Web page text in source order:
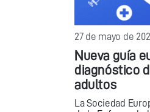
27 de mayo de
Nueva guía
diagnóstico
adultos
La Sociedad